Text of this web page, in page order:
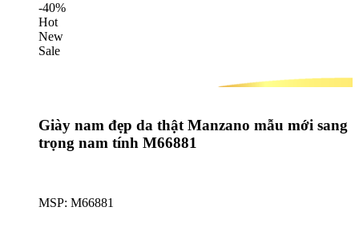
-40%
Hot
New
Sale
Giày nam đẹp da thật Manzano mẫu mới sang
trọng nam tính M66881
MSP: M66881